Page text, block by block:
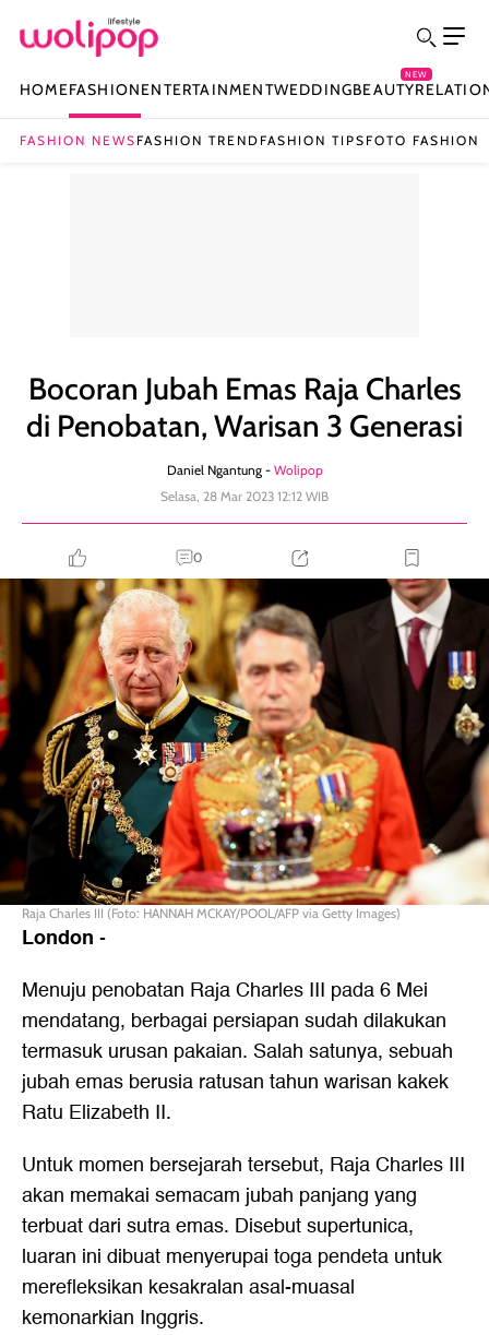
HOMEFASHIONENTERTAINMENTWEDDINGBEAUTY
NEW
FASHION NEWS FASHION TREND FASHION TIPS FOTO FASHION
Bocoran Jubah Emas Raja Charles
di Penobatan, Warisan 3 Generasi
Daniel Ngantung - Wolipop
Selasa, 28 Mar 2023 12:12 WIB
0
Raja Charles III (Foto: HANNAH MCKAY/POOL/AFP via Getty Images)
London -
Menuju penobatan Raja Charles III pada 6 Mei
mendatang, berbagai persiapan sudah dilakukan
termasuk urusan pakaian. Salah satunya, sebuah
jubah emas berusia ratusan tahun warisan kakek
Ratu Elizabeth II.
Untuk momen bersejarah tersebut, Raja Charles III
akan memakai semacam jubah panjang yang
terbuat dari sutra emas. Disebut supertunica,
luaran ini dibuat menyerupai toga pendeta untuk
merefleksikan kesakralan asal-muasal
kemonarkian Inggris.